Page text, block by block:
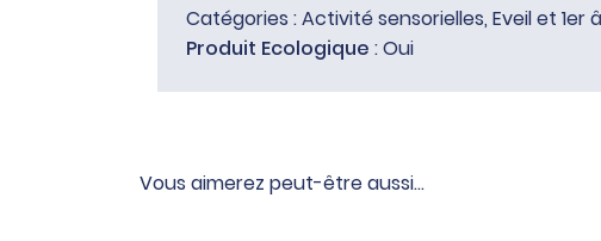
Catégories :Activité sensorielles, Eveil et 1er
Produit Ecologique : Oui
Vous aimerez peut-être aussi…